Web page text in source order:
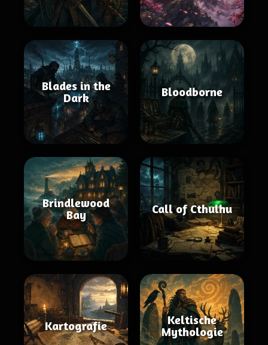
Blades in the
Dark
Bloodborne
Brindlewood
Bay
Call of Cthulhu
Kartografie
Keltische
Mythologie